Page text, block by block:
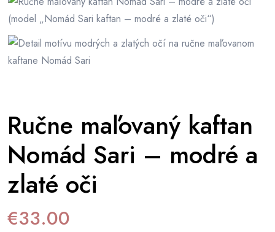
Ručne maľovaný kaftan
Nomád Sari – modré a
zlaté oči
€33.00